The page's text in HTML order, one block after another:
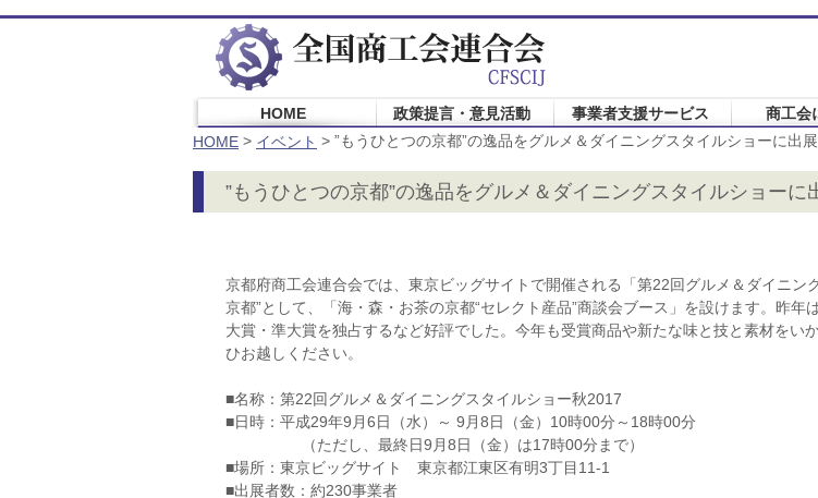
HOME 政策提言・意見活動 事業者支援サービス 商工会
HOME > イベント > ”もうひとつの京都”の逸品をグルメ＆ダイニングスタイルショーに出展
”もうひとつの京都”の逸品をグルメ＆ダイニングスタイルショーに
京都府商工会連合会では、東京ビッグサイトで開催される「第22回グルメ＆ダイニ
京都”として、「海・森・お茶の京都“セレクト産品”商談会ブース」を設けます。昨
大賞・準大賞を独占するなど好評でした。今年も受賞商品や新たな味と技と素材をい
ひお越しください。
■名称：第22回グルメ＆ダイニングスタイルショー秋2017
■日時：平成29年9月6日（水）～ 9月8日（金）10時00分～18時00分
（ただし、最終日9月8日（金）は17時00分まで）
■場所：東京ビッグサイト 東京都江東区有明3丁目11-1
■出展者数：約230事業者